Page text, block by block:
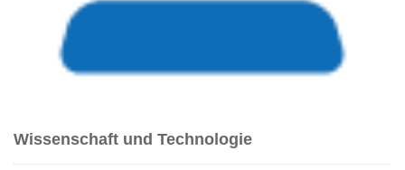
Wissenschaft und Technologie